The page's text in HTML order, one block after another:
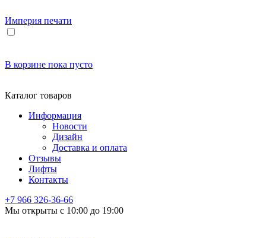
Империя печати
В корзине пока пусто
Каталог товаров
Информация
Новости
Дизайн
Доставка и оплата
Отзывы
Лифты
Контакты
+7 966 326-36-66
Мы открыты с 10:00 до 19:00